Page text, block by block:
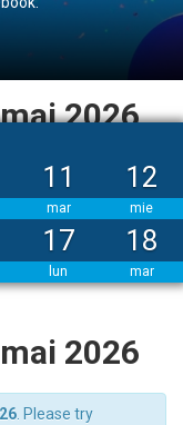
2026
11
mar
12
mie
17
lun
18
mar
2026
. Please try